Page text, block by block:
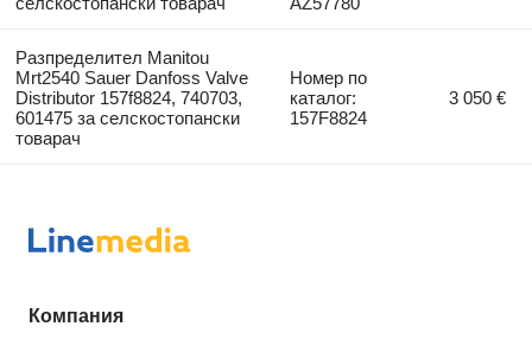
Разпределител Manitou
Mrt2540 Sauer Danfoss Valve
Distributor 157f8824, 740703,
601475 за селскостопански
товарач
Номер по
каталог:
157F8824
3 050 €
Компания